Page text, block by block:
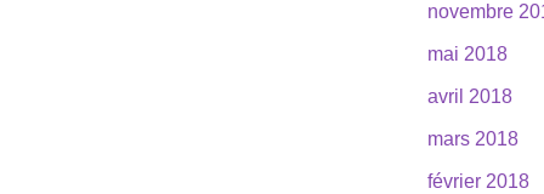
novembre
mai 2018
avril 2018
mars 2018
février 2018